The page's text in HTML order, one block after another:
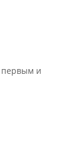
первым и